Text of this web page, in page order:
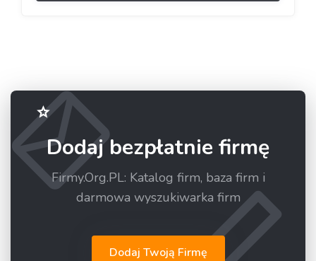
Dodaj bezpłatnie firmę
Firmy.Org.PL: Katalog firm, baza firm i
darmowa wyszukiwarka firm
Dodaj Twoją Firmę